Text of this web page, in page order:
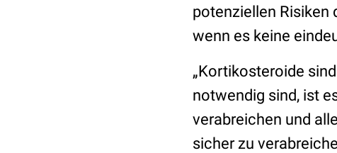
potenziellen Risiken
wenn es keine
„Kortikosteroide
notwendig sind, ist
verabreichen und
sicher zu